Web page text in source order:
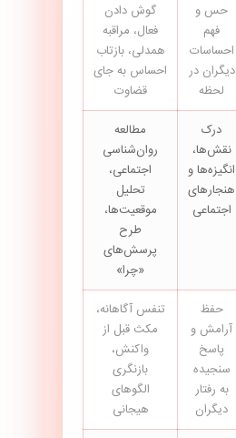
حس و
فهم
احساسات
دیگران در
لحظه
گوش دادن
فعال، مراقبه
همدلی، بازتاب
احساس به جای
قضاوت
درک
نقش‌ها،
انگیزه‌ها و
هنجارهای
اجتماعی
مطالعه
روان‌شناسی
اجتماعی،
تحلیل
موقعیت‌ها،
طرح
پرسش‌های
«چرا»
حفظ
آرامش و
پاسخ
سنجیده
به رفتار
دیگران
تنفس آگاهانه،
مکث قبل از
واکنش،
بازنگری
الگوهای
هیجانی